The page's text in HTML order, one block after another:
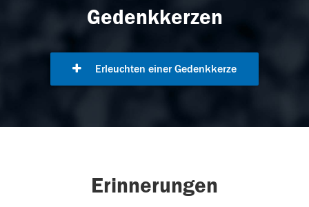
Gedenkkerzen
Erleuchten einer Gedenkkerze
Erinnerungen